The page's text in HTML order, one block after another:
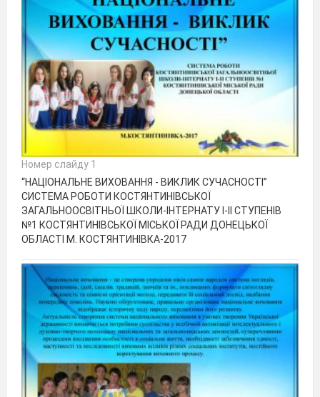
Номер слайду 1
“НАЦІОНАЛЬНЕ ВИХОВАННЯ - ВИКЛИК СУЧАСНОСТІ”
СИСТЕМА РОБОТИ КОСТЯНТИНІВСЬКОЇ
ЗАГАЛЬНООСВІТНЬОЇ ШКОЛИ-ІНТЕРНАТУ І-ІІ СТУПЕНІВ
№1 КОСТЯНТИНІВСЬКОЇ МІСЬКОЇ РАДИ ДОНЕЦЬКОЇ
ОБЛАСТІ М. КОСТЯНТИНІВКА-2017